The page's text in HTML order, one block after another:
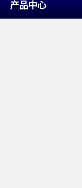
产品中心